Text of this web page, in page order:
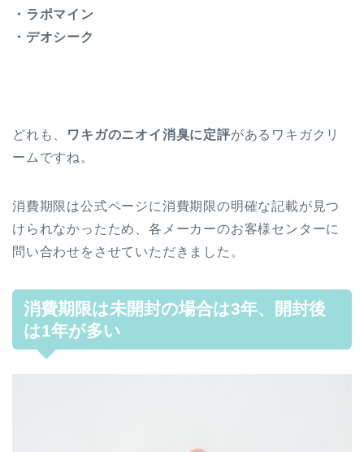
・ラポマイン
・デオシーク
どれも、 ワキガのニオイ消臭に定評があるワキガクリ
ームですね。
消費期限は公式ページに消費期限の明確な記載が見つ
けられなかったため、各メーカーのお客様センターに
問い合わせをさせていただきました。
消費期限は未開封の場合は3年、開封後
は1年が多い